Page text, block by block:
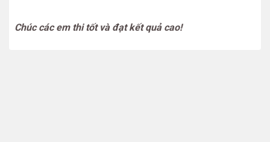
Chúc các em thi tốt và đạt kết quả cao!